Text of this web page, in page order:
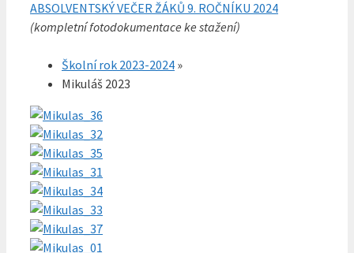
ABSOLVENTSKÝ VEČER ŽÁKŮ 9. ROČNÍKU 2024
(kompletní fotodokumentace ke stažení)
Školní rok 2023-2024 »
Mikuláš 2023